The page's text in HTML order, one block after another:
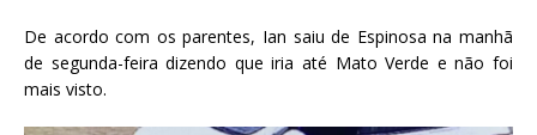
De acordo com os parentes, Ian saiu de Espinosa na manhã
de segunda-feiradizendo que iria até Mato Verde e não foi
mais visto.